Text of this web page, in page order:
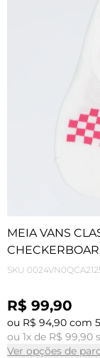
MEIA VANS
SKU
R$ 99,90
ou R$ 94,90 com
ou 1x de R$ 99,90
Ver opções de